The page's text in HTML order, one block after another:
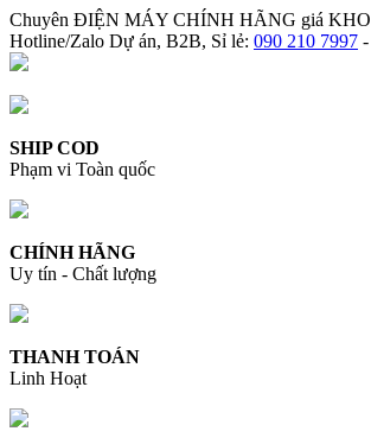
Chuyên ĐIỆN MÁY CHÍNH HÃNG giá KHO
Hotline/Zalo Dự án, B2B, Sỉ lẻ: 090 210 7997 -
SHIP COD
Phạm vi Toàn quốc
CHÍNH HÃNG
Uy tín - Chất lượng
THANH TOÁN
Linh Hoạt